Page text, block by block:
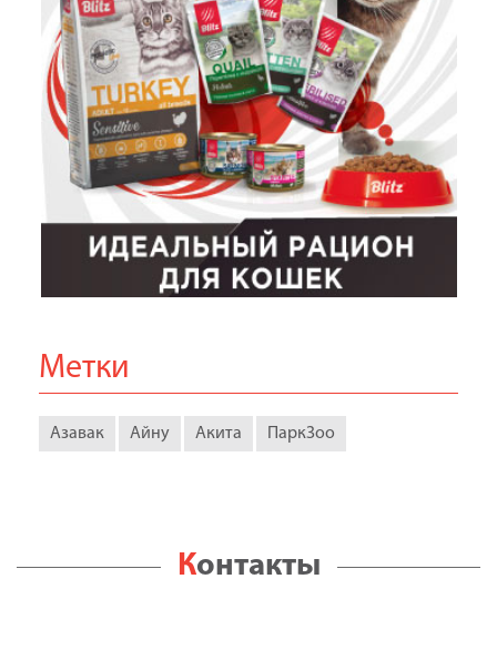
Метки
Азавак Айну Акита ПаркЗоо
Контакты